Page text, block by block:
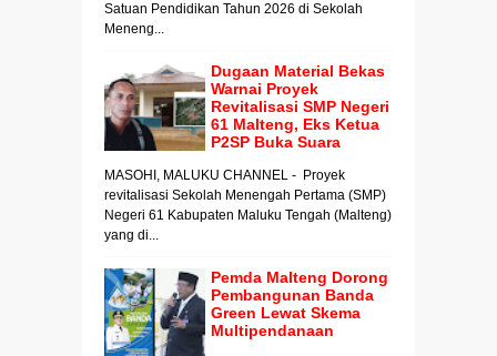
Satuan Pendidikan Tahun 2026 di Sekolah
Meneng...
Dugaan Material Bekas
Warnai Proyek
Revitalisasi SMP Negeri
61 Malteng, Eks Ketua
P2SP Buka Suara
MASOHI, MALUKU CHANNEL - Proyek
revitalisasi Sekolah Menengah Pertama (SMP)
Negeri 61 Kabupaten Maluku Tengah (Malteng)
yang di...
Pemda Malteng Dorong
Pembangunan Banda
Green Lewat Skema
Multipendanaan